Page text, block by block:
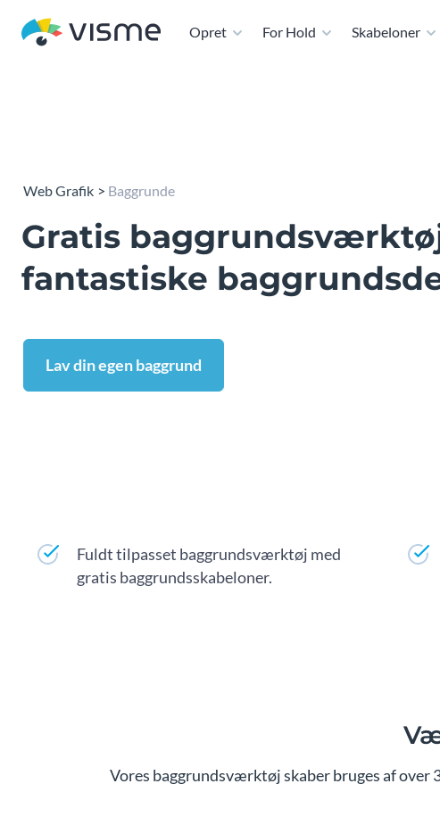
Opret For Hold Skabeloner
Web Grafik Baggrunde
Gratis
fantastiske
Lav din egen baggrund
Fuldt tilpasset baggrundsværktøj med
gratis baggrundsskabeloner.
Vores baggrundsværktøj skaber bruges af over